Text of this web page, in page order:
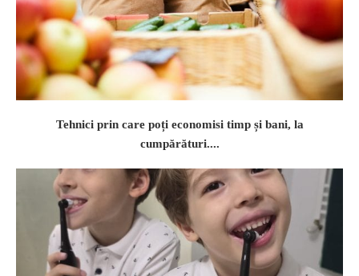
Tehnici prin care poți economisi timp și bani, la
cumpărături....